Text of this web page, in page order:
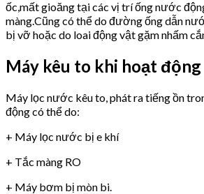
ốc,mất gioăng tại các vị trí ống nước
màng.Cũng có thể do đường ống dẫn
bị vỡ hoặc do loai động vật gặm nhấm
Máy kêu to khi hoạt động
Máy lọc nước kêu to, phát ra tiếng ồn
động có thể do:
+ Máy lọc nước bị e khí
+ Tắc màng RO
+ Máy bơm bị mòn bi.